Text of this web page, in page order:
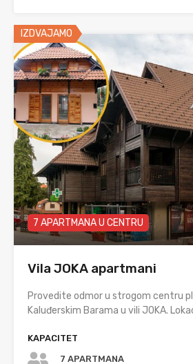
IZDVAJAMO
7 APARTMANA U CENTRU
Vila JOKA apartmani
Provedite odmor u strogom centru
Kaluđerskim Barama u vili JOKA.
KAPACITET
7 APARTMANA